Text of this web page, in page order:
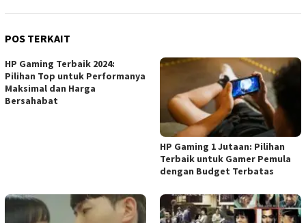
POS TERKAIT
HP Gaming Terbaik 2024:
Pilihan Top untuk Performanya
Maksimal dan Harga
Bersahabat
HP Gaming 1 Jutaan: Pilihan
Terbaik untuk Gamer Pemula
dengan Budget Terbatas